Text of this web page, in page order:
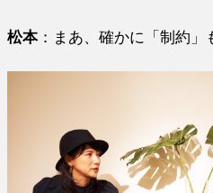
松本：まあ、確かに「制約」